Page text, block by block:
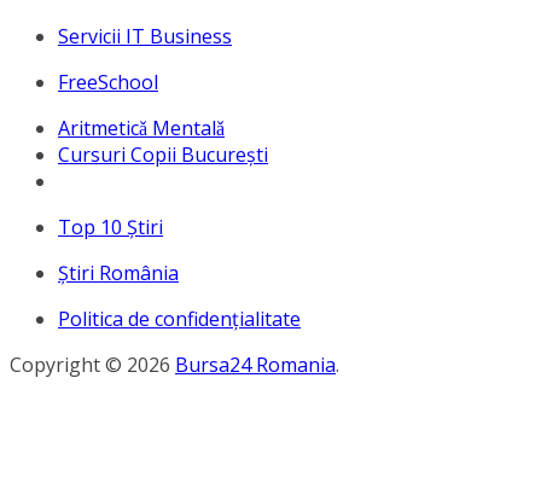
Servicii IT Business
FreeSchool
Aritmeticǎ Mentalǎ
Cursuri Copii București
Top 10 Ştiri
Ştiri România
Politica de confidențialitate
Copyright © 2026 Bursa24 Romania.